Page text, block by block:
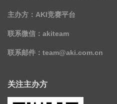
主办方：AKI竞赛平台
联系微信：akiteam
联系邮件： team@aki.com.cn
关注主办方